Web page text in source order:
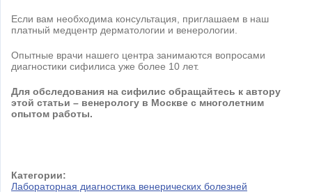
Если вам необходима консультация, приглашаем в наш
платный медцентр дерматологии и венерологии.
Опытные врачи нашего центра занимаются вопросами
диагностики сифилиса уже более 10 лет.
Для обследования на сифилис обращайтесь к автору
этой статьи – венерологу в Москве с многолетним
опытом работы.
Категории:
Лабораторная диагностика венерических болезней